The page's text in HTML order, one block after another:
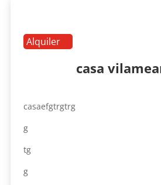
Alquiler
casa
casaefgtrgtrg
g
tg
g